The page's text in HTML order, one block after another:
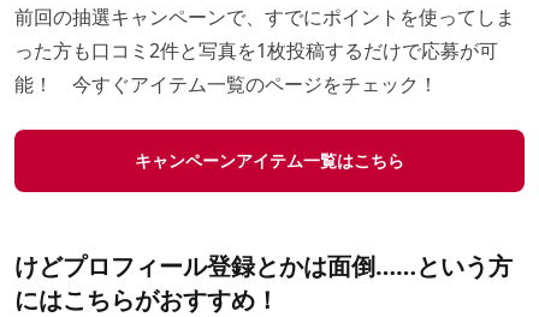
前回の抽選キャンペーンで、すでにポイントを使ってしま
った方も口コミ2件と写真を1枚投稿するだけで応募が可
能！ 今すぐアイテム一覧のページをチェック！
キャンペーンアイテム一覧はこちら
けどプロフィール登録とかは面倒……という方
にはこちらがおすすめ！